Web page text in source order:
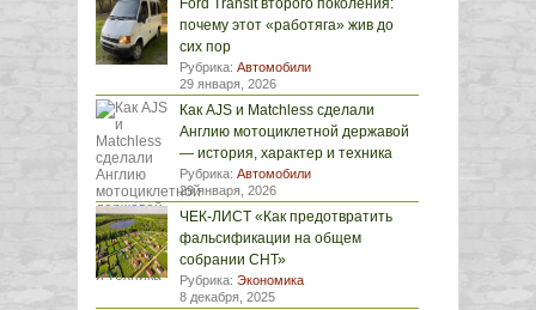
Ford Transit второго поколения:
почему этот «работяга» жив до
сих пор
Рубрика: Автомобили
29 января, 2026
Как AJS и Matchless сделали
Англию мотоциклетной державой
— история, характер и техника
Рубрика: Автомобили
29 января, 2026
ЧЕК-ЛИСТ «Как предотвратить
фальсификации на общем
собрании СНТ»
Рубрика: Экономика
8 декабря, 2025